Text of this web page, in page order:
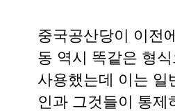
중국공산당이 이전
동 역시 똑같은 형
사용했는데 이는 일
인과 그것들이 통